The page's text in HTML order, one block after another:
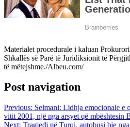
Materialet procedurale i kaluan
Shkallës së Parë të Juridiksionit të
të mëtejshme./Albeu.com/
Post navigation
Previous: Selmani: Lidhja emocionale e
vitit 2001, një nga arsyet që mbështesin
Next: Tragjedi në Turqi, autobusi bie